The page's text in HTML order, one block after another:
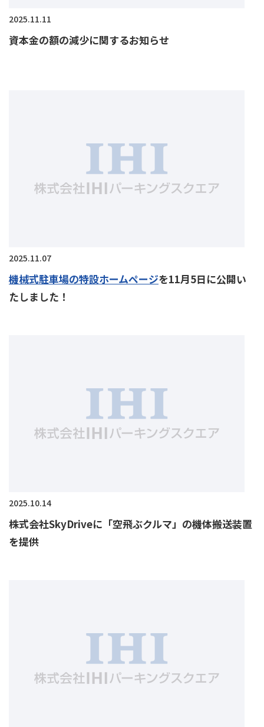
2025.11.11
資本金の額の減少に関するお知らせ
2025.11.07
機械式駐車場の特設ホームページを11月5日に公開い
たしました！
2025.10.14
株式会社SkyDriveに「空飛ぶクルマ」の機体搬送装置
を提供